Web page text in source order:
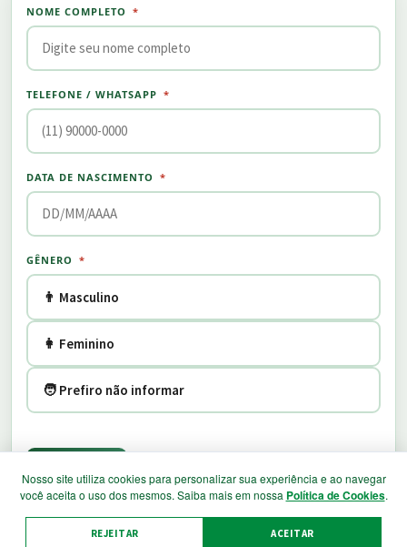
NOME COMPLETO *
TELEFONE / WHATSAPP *
DATA DE NASCIMENTO *
GÊNERO *
👨 Masculino
👩 Feminino
🧑 Prefiro não informar
Nosso site utiliza cookies para personalizar sua experiência e ao navegar
você aceita o uso dos mesmos. Saiba mais em nossa Política de Cookies.
REJEITAR ACEITAR